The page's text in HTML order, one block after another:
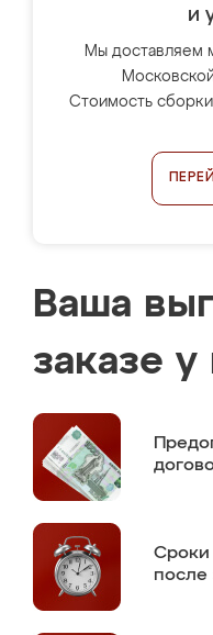
и
Мы доставляем
Стоимость
Ваша
заказе у
Сроки
после